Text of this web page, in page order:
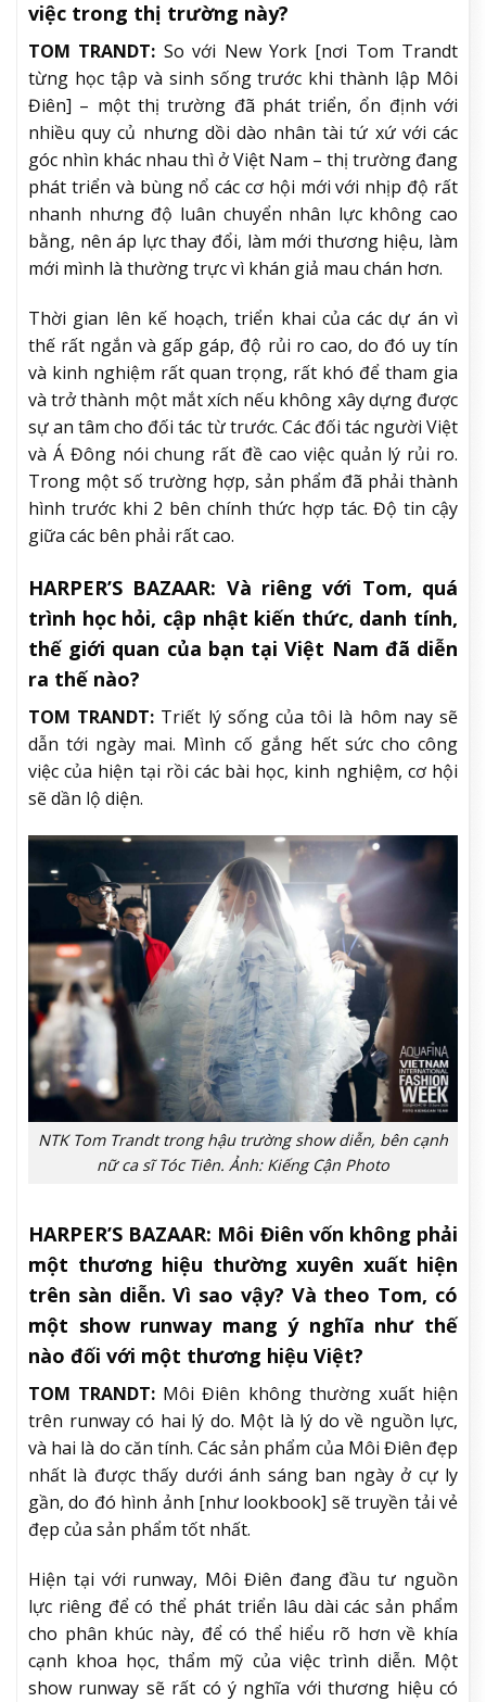
việc trong thị trường này?
TOM TRANDT: So với New York [nơi Tom Trandt
từng học tập và sinh sống trước khi thành lập Môi
Điên] – một thị trường đã phát triển, ổn định với
nhiều quy củ nhưng dồi dào nhân tài tứ xứ với các
góc nhìn khác nhau thì ở Việt Nam – thị trường đang
phát triển và bùng nổ các cơ hội mới với nhịp độ rất
nhanh nhưng độ luân chuyển nhân lực không cao
bằng, nên áp lực thay đổi, làm mới thương hiệu, làm
mới mình là thường trực vì khán giả mau chán hơn.
Thời gian lên kế hoạch, triển khai của các dự án vì
thế rất ngắn và gấp gáp, độ rủi ro cao, do đó uy tín
và kinh nghiệm rất quan trọng, rất khó để tham gia
và trở thành một mắt xích nếu không xây dựng được
sự an tâm cho đối tác từ trước. Các đối tác người Việt
và Á Đông nói chung rất đề cao việc quản lý rủi ro.
Trong một số trường hợp, sản phẩm đã phải thành
hình trước khi 2 bên chính thức hợp tác. Độ tin cậy
giữa các bên phải rất cao.
HARPER’S BAZAAR: Và riêng với Tom, quá
trình học hỏi, cập nhật kiến thức, danh tính,
thế giới quan của bạn tại Việt Nam đã diễn
ra thế nào?
TOM TRANDT: Triết lý sống của tôi là hôm nay sẽ
dẫn tới ngày mai. Mình cố gắng hết sức cho công
việc của hiện tại rồi các bài học, kinh nghiệm, cơ hội
sẽ dần lộ diện.
NTK Tom Trandt trong hậu trường show diễn, bên cạnh
nữ ca sĩ Tóc Tiên. Ảnh: Kiếng Cận Photo
HARPER’S BAZAAR: Môi Điên vốn không phải
một thương hiệu thường xuyên xuất hiện
trên sàn diễn. Vì sao vậy? Và theo Tom, có
một show runway mang ý nghĩa như thế
nào đối với một thương hiệu Việt?
TOM TRANDT: Môi Điên không thường xuất hiện
trên runway có hai lý do. Một là lý do về nguồn lực,
và hai là do căn tính. Các sản phẩm của Môi Điên đẹp
nhất là được thấy dưới ánh sáng ban ngày ở cự ly
gần, do đó hình ảnh [như lookbook] sẽ truyền tải vẻ
đẹp của sản phẩm tốt nhất.
Hiện tại với runway, Môi Điên đang đầu tư nguồn
lực riêng để có thể phát triển lâu dài các sản phẩm
cho phân khúc này, để có thể hiểu rõ hơn về khía
cạnh khoa học, thẩm mỹ của việc trình diễn. Một
show runway sẽ rất có ý nghĩa với thương hiệu có